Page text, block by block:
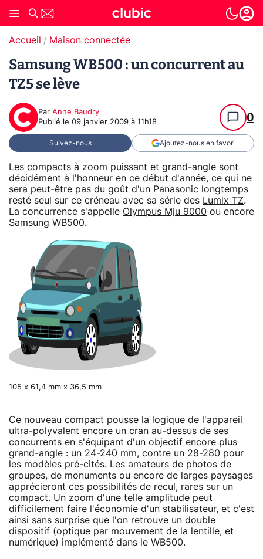
Accueil Maison connectée
Samsung WB500 : un concurrent au
TZ5 se lève
Par Anne Baudry
Publié le 09 janvier 2009 à 11h18 0
Suivez-nous Ajoutez-nous en favori
Les compacts à zoom puissant et grand-angle sont
décidément à l'honneur en ce début d'année, ce qui ne
sera peut-être pas du goût d'un Panasonic longtemps
resté seul sur ce créneau avec sa série des Lumix TZ.
La concurrence s'appelle Olympus Mju 9000 ou encore
Samsung WB500.
105 x 61,4 mm x 36,5 mm
Ce nouveau compact pousse la logique de l'appareil
ultra-polyvalent encore un cran au-dessus de ses
concurrents en s'équipant d'un objectif encore plus
grand-angle : un 24-240 mm, contre un 28-280 pour
les modèles pré-cités. Les amateurs de photos de
groupes, de monuments ou encore de larges paysages
apprécieront ces possibilités de recul, rares sur un
compact. Un zoom d'une telle amplitude peut
difficilement faire l'économie d'un stabilisateur, et c'est
ainsi sans surprise que l'on retrouve un double
dispositif (optique par mouvement de la lentille, et
numérique) implémenté dans le WB500.